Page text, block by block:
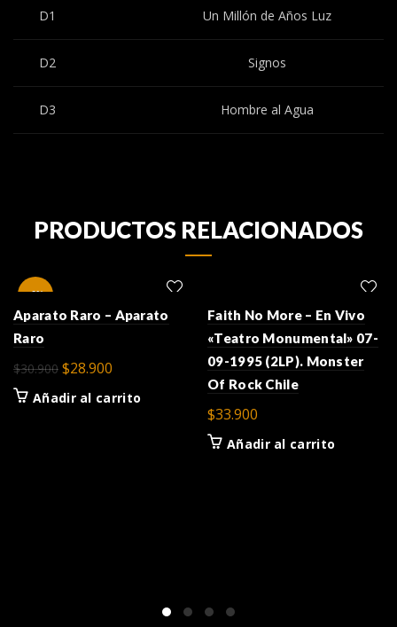
D1 Un Millón de Años Luz
D2 Signos
D3 Hombre al Agua
PRODUCTOS RELACIONADOS
-6%
Aparato Raro – Aparato
Raro
$30.900 El
precio
$28.900
precio
Añadir al carrito
Faith No More – En Vivo
«Teatro Monumental» 07-
09-1995 (2LP). Monster
Of Rock Chile
$33.900
Añadir al carrito